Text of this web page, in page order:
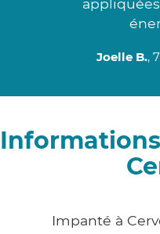
Joelle B.,
Impanté à